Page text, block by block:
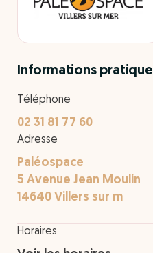
Informations
Téléphone
02 31 81 77 60
Adresse
Paléospace
5 Avenue Jean Moulin
14640 Villers sur m
Horaires